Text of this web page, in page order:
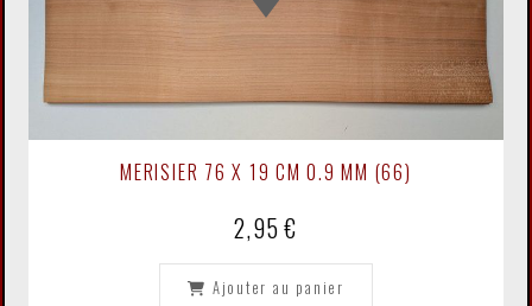
MERISIER 76 X 19 CM 0.9 MM (66)
2,95€
Ajouter au panier